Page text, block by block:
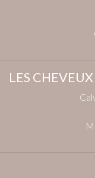
LES CHEVEUX